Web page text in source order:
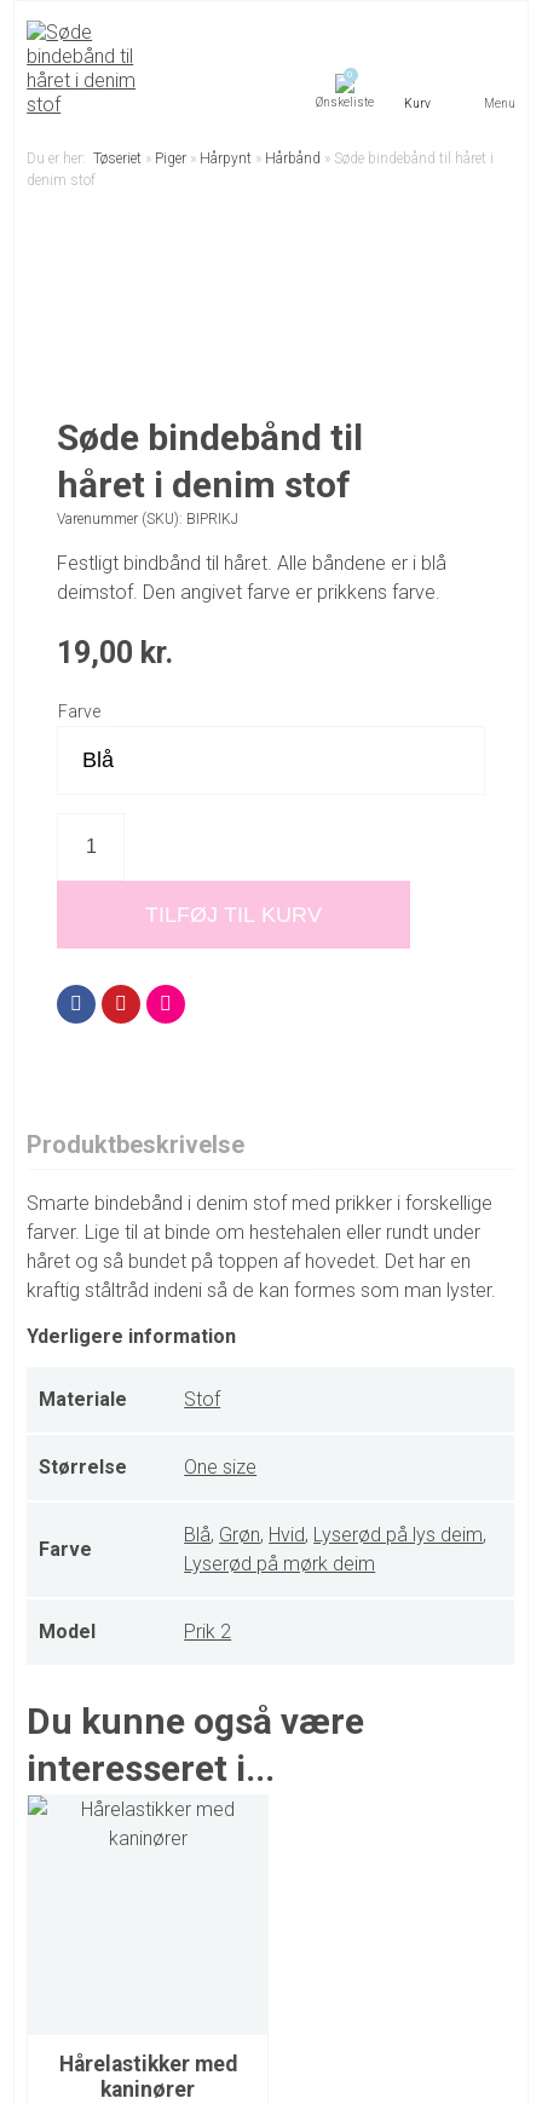
0
Menu
Du er her:Tøseriet » Piger » Hårpynt » Hårbånd » Søde bindebånd til håret i
denim stof
Søde bindebånd til
håret i denim stof
Varenummer (SKU): BIPRIKJ
Festligt bindbånd til håret. Alle båndene er i blå
deimstof. Den angivet farve er prikkens farve.
19,00 kr.
Farve
TILFØJ TIL KURV
Produktbeskrivelse
Smarte bindebånd i denim stof med prikker i forskellige
farver. Lige til at binde om hestehalen eller rundt under
håret og så bundet på toppen af hovedet. Det har en
kraftig ståltråd indeni så de kan formes som man lyster.
Yderligere information
Materiale Stof
Størrelse One size
Farve
Blå, Grøn, Hvid, Lyserød på lys deim,
Lyserød på mørk deim
Model Prik 2
Du kunne også være
interesseret i...
Hårelastikker med
kaninører